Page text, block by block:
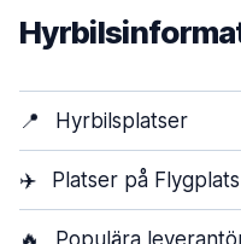
📍 Hyrbilsplatser
✈️ Platser på Flygplats
🔥 Populära